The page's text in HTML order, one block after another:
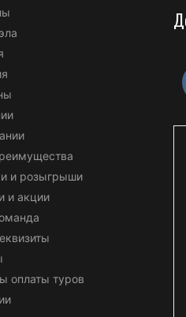
и розыгрыши
и акции
оплаты туров